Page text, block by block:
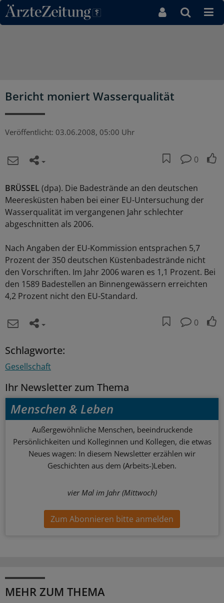
Direkt zum Inhaltsbereich
Bericht moniert Wasserqualität
Veröffentlicht: 03.06.2008, 05:00 Uhr
0
BRÜSSEL(dpa). Die Badestrände an den deutschen
Meeresküsten haben bei einer EU-Untersuchung der
Wasserqualität im vergangenen Jahr schlechter
abgeschnitten als 2006.
Nach Angaben der EU-Kommission entsprachen 5,7
Prozent der 350 deutschen Küstenbadestrände nicht
den Vorschriften. Im Jahr 2006 waren es 1,1 Prozent. Bei
den 1589 Badestellen an Binnengewässern erreichten
4,2 Prozent nicht den EU-Standard.
0
Schlagworte:
Gesellschaft
Ihr Newsletter zum Thema
Menschen & Leben
Außergewöhnliche Menschen, beeindruckende
Persönlichkeiten und Kolleginnen und Kollegen, die etwas
Neues wagen: In diesem Newsletter erzählen wir
Geschichten aus dem (Arbeits-)Leben.
vier Mal im Jahr (Mittwoch)
Zum Abonnieren bitte anmelden
MEHR ZUM THEMA